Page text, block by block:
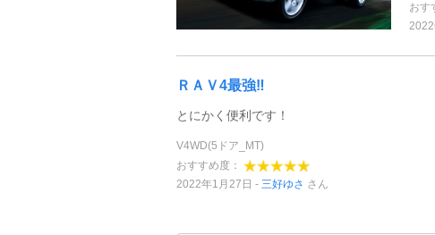
おす
2022
ＲＡＶ4最強‼️
とにかく便利です！
V4WD(5ドア_MT)
おすすめ度：
2022年1月27日
三好ゆさ さん